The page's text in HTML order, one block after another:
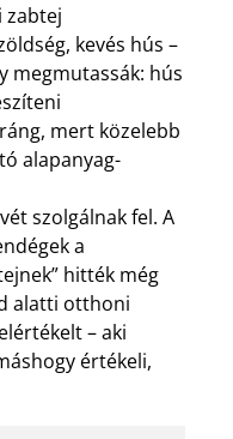
zabtej
kevés hús –
megmutassák: hús
mert közelebb
alapanyag-
szolgálnak fel. A
a
hitték még
alatti otthoni
– aki
értékeli,